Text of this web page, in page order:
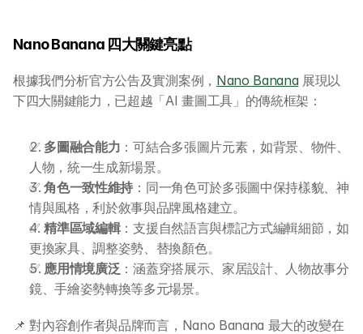
Nano Banana 四大關鍵亮點
根據我們分析官方公告及實測案例， Nano Banana 展現以
下四大關鍵能力，已超越「AI 畫圖工具」的傳統框架：
✅ 多圖融合能力 ：可結合多張圖片元素，如背景、物件、
人物，統一生成新場景。
✅ 角色一致性維持 ：同一角色可於多張圖中保持樣貌、神
情與風格，利於敘事與品牌風格建立。
✅ 精準區域編輯：支援自然語言與標記方式編輯細節，如
更換家具、調整姿勢、替換顏色。
✅ 應用情境廣泛 ：涵蓋穿搭展示、家居設計、人物故事分
鏡、手繪姿勢轉換等多元場景。
📌 對內容創作者與品牌而言，Nano Banana 最大的改變在